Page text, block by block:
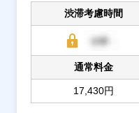
渋滞考慮時間
通常料金
17,430円